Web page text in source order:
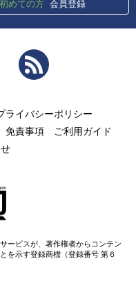
初めての方 会員登録
Twitter
ライバシーポリシー
免責事項
ご利用ガイド
ービスが、著作権者からコンテン
を示す登録商標（登録番号 第６